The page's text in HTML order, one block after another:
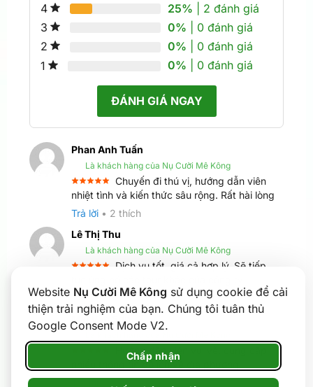
Website Nụ Cười Mê Kông sử dụng cookie để cải
thiện trải nghiệm của bạn. Chúng tôi tuân thủ
Google Consent Mode V2.
Chấp nhận
4
25% | 2 đánh giá
3
0% | 0 đánh giá
2
0% | 0 đánh giá
1
0% | 0 đánh giá
ĐÁNH GIÁ NGAY
Phan Anh Tuấn
Là khách hàng của Nụ Cười Mê Kông
Được xếp
hạng5 5
sao
Chuyến đi thú vị, hướng dẫn viên
nhiệt tình và kiến thức sâu rộng. Rất hài lòng
Trả lời • 2 thích
Lê Thị Thu
Là khách hàng của Nụ Cười Mê Kông
sao
Dịch vụ tốt, giá cả hợp lý. Sẽ tiếp
Trả lời •3thích
Mai Văn Sơn
hạng55
sao
Hướng dẫn viên vui vẻ, cung cấp
nhiều thông tin bổ ích về địa phương
thích